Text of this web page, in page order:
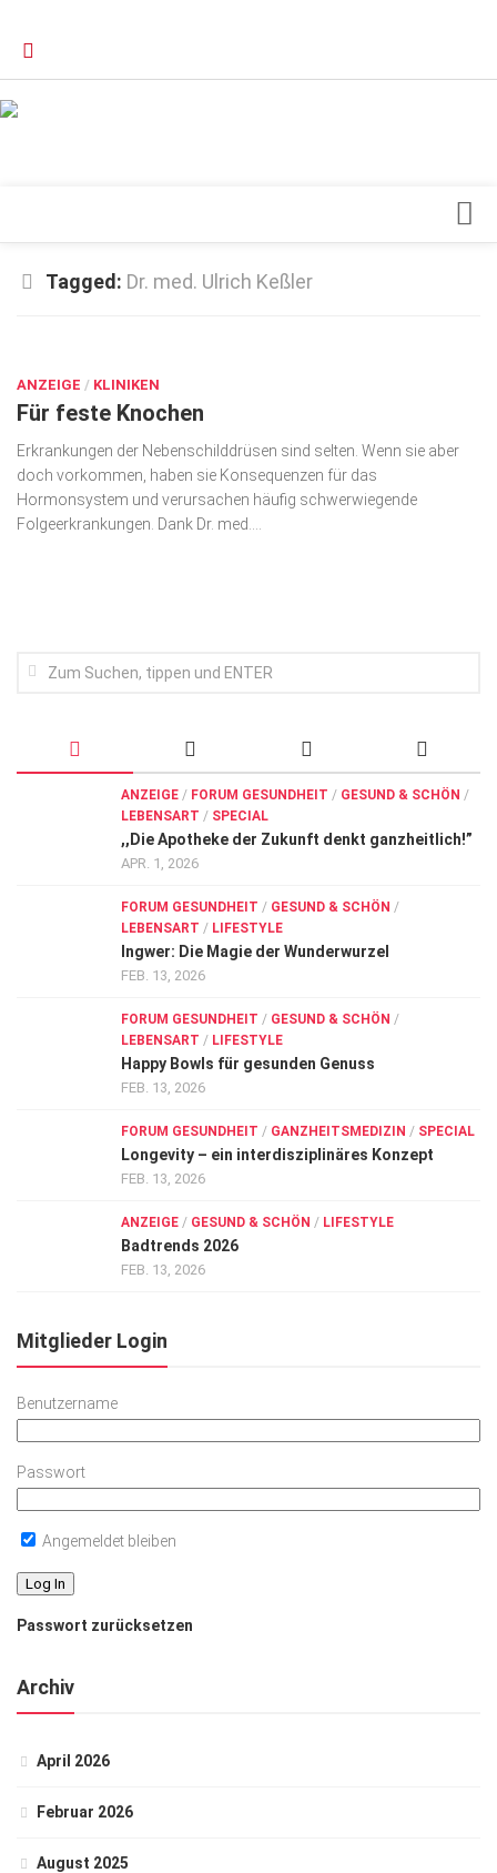
Orthopädie
Schönheit & Wohlbefinden
Special
Wirtschaft, Recht, Finanzen
Sehen
Kampf gegen Krebs
Tagged: Dr. med. Ulrich Keßler
ANZEIGE / KLINIKEN
Für feste Knochen
Erkrankungen der Nebenschilddrüsen sind selten. Wenn sie aber
doch vorkommen, haben sie Konse­quenzen für das
Hormonsystem und verursachen häufig schwerwiegende
Folgeerkrankungen. Dank Dr. med....
ANZEIGE / FORUM GESUNDHEIT / GESUND & SCHÖN /
LEBENSART / SPECIAL
,,Die Apotheke der Zukunft denkt ganzheitlich!”
APR. 1, 2026
FORUM GESUNDHEIT / GESUND & SCHÖN /
LEBENSART / LIFESTYLE
Ingwer: Die Magie der Wunderwurzel
FEB. 13, 2026
FORUM GESUNDHEIT / GESUND & SCHÖN /
LEBENSART / LIFESTYLE
Happy Bowls für gesunden Genuss
FEB. 13, 2026
FORUM GESUNDHEIT / GANZHEITSMEDIZIN / SPECIAL
Longevity – ein interdisziplinäres Konzept
FEB. 13, 2026
ANZEIGE / GESUND & SCHÖN / LIFESTYLE
Badtrends 2026
FEB. 13, 2026
Mitglieder Login
Benutzername
Passwort
Angemeldet bleiben
Passwort zurücksetzen
Archiv
April 2026
Februar 2026
August 2025